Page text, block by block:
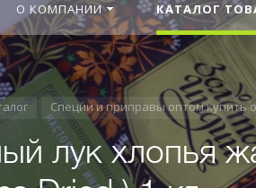
О КОМПАНИИ КАТАЛОГ
Специи и приправы оптом купить
лук хлопья